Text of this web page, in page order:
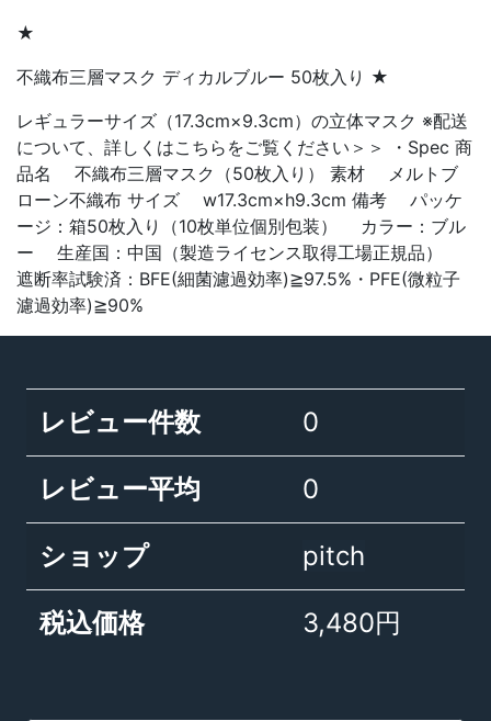
★
不織布三層マスク ディカルブルー 50枚入り ★
レギュラーサイズ（17.3cm×9.3cm）の立体マスク ※配送
について、詳しくはこちらをご覧ください＞＞ ・Spec 商
品名 不織布三層マスク（50枚入り） 素材 メルトブ
ローン不織布 サイズ w17.3cm×h9.3cm 備考 パッケ
ージ：箱50枚入り（10枚単位個別包装） カラー：ブル
ー 生産国：中国（製造ライセンス取得工場正規品）
遮断率試験済：BFE(細菌濾過効率)≧97.5%・PFE(微粒子
濾過効率)≧90%
レビュー件数 0
レビュー平均 0
ショップ pitch
税込価格 3,480円